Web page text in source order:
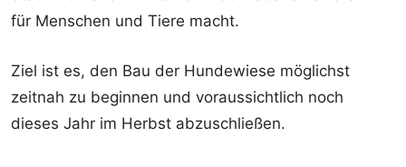
für Menschen und Tiere macht.
Ziel ist es, den Bau der Hundewiese möglichst
zeitnah zu beginnen und voraussichtlich noch
dieses Jahr im Herbst abzuschließen.